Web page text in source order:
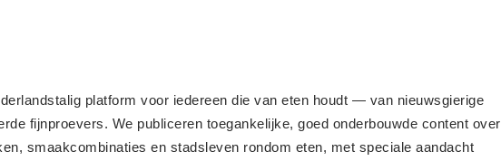
platform voor iedereen die van eten houdt — van nieuwsgierige
fijnproevers. We publiceren toegankelijke, goed onderbouwde content over
smaakcombinaties en stadsleven rondom eten, met speciale aandacht